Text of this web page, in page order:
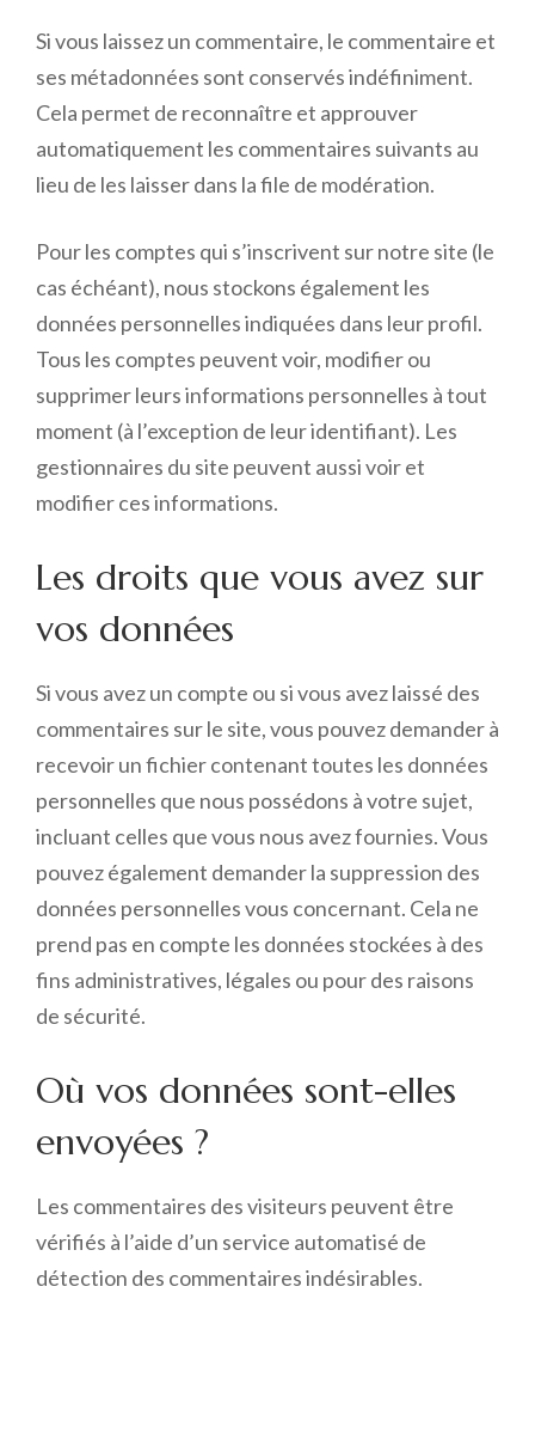
Si vous laissez un commentaire, le commentaire et
ses métadonnées sont conservés indéfiniment.
Cela permet de reconnaître et approuver
automatiquement les commentaires suivants au
lieu de les laisser dans la file de modération.
Pour les comptes qui s’inscrivent sur notre site (le
cas échéant), nous stockons également les
données personnelles indiquées dans leur profil.
Tous les comptes peuvent voir, modifier ou
supprimer leurs informations personnelles à tout
moment (à l’exception de leur identifiant). Les
gestionnaires du site peuvent aussi voir et
modifier ces informations.
Les droits que vous avez sur
vos données
Si vous avez un compte ou si vous avez laissé des
commentaires sur le site, vous pouvez demander à
recevoir un fichier contenant toutes les données
personnelles que nous possédons à votre sujet,
incluant celles que vous nous avez fournies. Vous
pouvez également demander la suppression des
données personnelles vous concernant. Cela ne
prend pas en compte les données stockées à des
fins administratives, légales ou pour des raisons
de sécurité.
Où vos données sont-elles
envoyées ?
Les commentaires des visiteurs peuvent être
vérifiés à l’aide d’un service automatisé de
détection des commentaires indésirables.